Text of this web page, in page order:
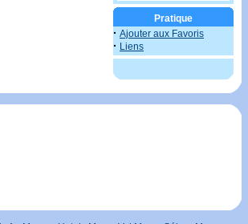
Pratique
· Ajouter aux Favoris
· Liens